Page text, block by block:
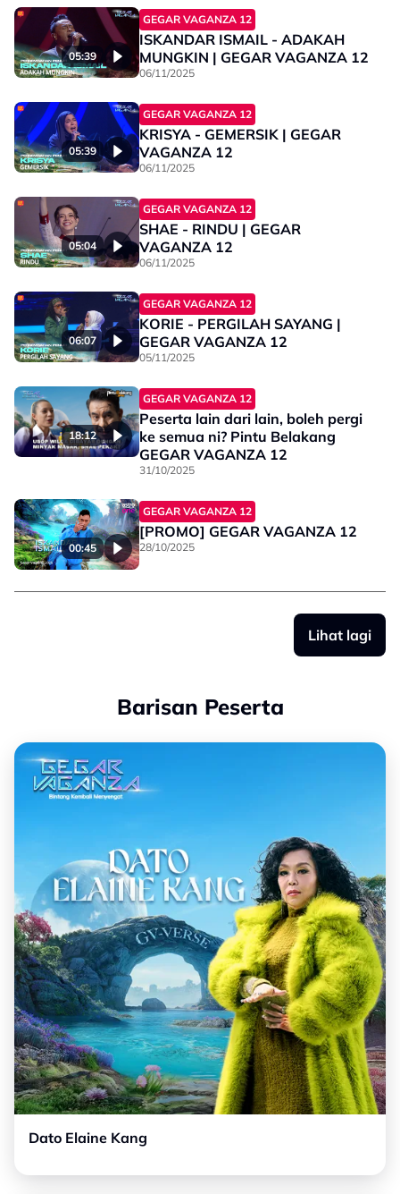
05:39
GEGAR VAGANZA 12
ISKANDAR ISMAIL - ADAKAH
MUNGKIN | GEGAR VAGANZA 12
06/11/2025
05:39
GEGAR VAGANZA 12
KRISYA - GEMERSIK | GEGAR
VAGANZA 12
06/11/2025
05:04
GEGAR VAGANZA 12
SHAE - RINDU | GEGAR
VAGANZA 12
06/11/2025
06:07
GEGAR VAGANZA 12
KORIE - PERGILAH SAYANG |
GEGAR VAGANZA 12
05/11/2025
18:12
GEGAR VAGANZA 12
Peserta lain dari lain, boleh pergi
ke semua ni? Pintu Belakang
GEGAR VAGANZA 12
31/10/2025
00:45
GEGAR VAGANZA 12
[PROMO] GEGAR VAGANZA 12
28/10/2025
Lihat lagi
Barisan Peserta
Dato Elaine Kang